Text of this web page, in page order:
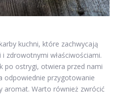
kuchni, które zachwycają
zdrowotnymi właściwościami.
po ostrygi, otwiera przed nami
odpowiednie przygotowanie
aromat. Warto również zwrócić